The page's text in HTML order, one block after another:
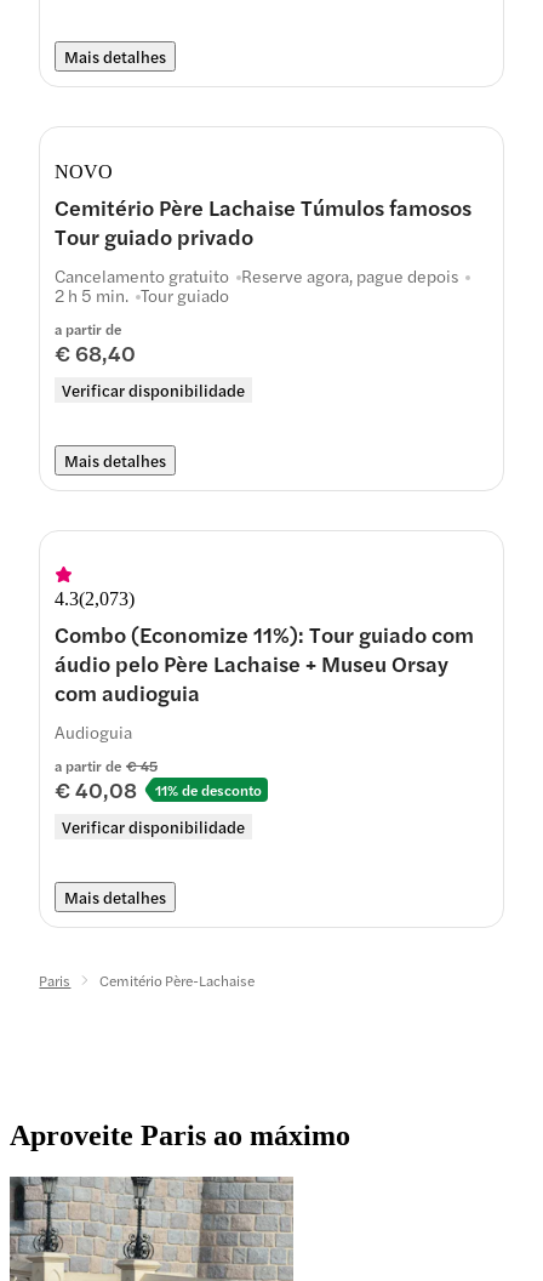
Mais detalhes
NOVO
Cemitério Père Lachaise Túmulos famosos
Tour guiado privado
a partir de
€ 68,40
Verificar disponibilidade
Cancelamento gratuito Reserve agora, pague depois
2 h 5 min. Tour guiado
Mais detalhes
4.3(2,073)
Combo (Economize 11%): Tour guiado com
áudio pelo Père Lachaise + Museu Orsay
com audioguia
a partir de € 45
€ 40,08 11% de desconto
Verificar disponibilidade
Audioguia
Mais detalhes
Paris Cemitério Père-Lachaise
Aproveite Paris ao máximo